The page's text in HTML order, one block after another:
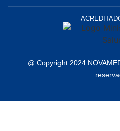
@ Copyright 2024